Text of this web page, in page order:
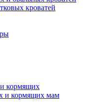
кроватей
кормящих
и кормящих мам